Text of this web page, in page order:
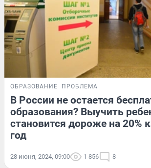
ОБРАЗОВАНИЕ ПРОБЛЕМА
В России не остается
образования? Выучить
становится дороже на 20%
год
28 июня, 2024, 09:00 1 856 8